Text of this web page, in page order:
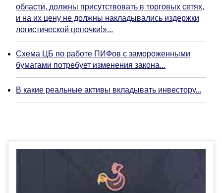
области, должны присутствовать в торговых сетях,
и на их цену не должны накладывались издержки
логистической цепочки!»...
Схема ЦБ по работе ПИФов с замороженными
бумагами потребует изменения закона...
В какие реальные активы вкладывать инвестору...